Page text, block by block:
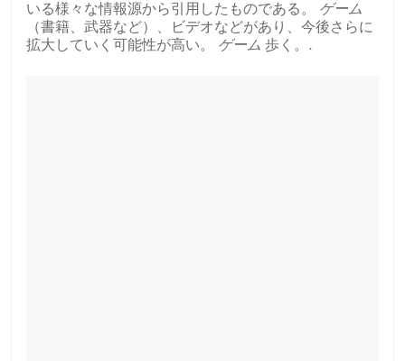
いる様々な情報源から引用したものである。 ゲーム
（書籍、武器など）、ビデオなどがあり、今後さらに
拡大していく可能性が高い。 ゲーム 歩く。.